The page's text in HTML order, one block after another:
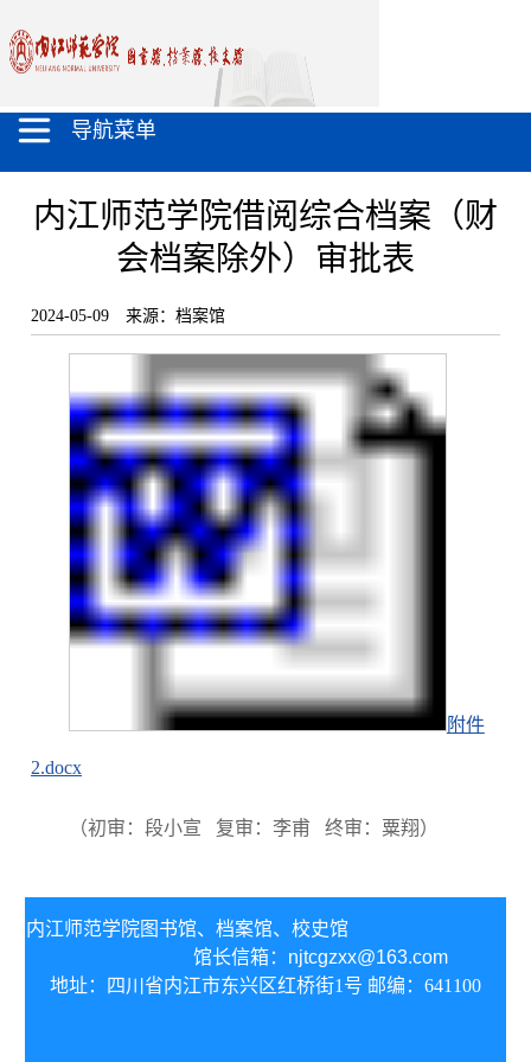
导航菜单
内江师范学院借阅综合档案（财
会档案除外）审批表
2024-05-09 来源：档案馆
附件
2.docx
（初审：段小宣 复审：李甫 终审：粟翔）
内江师范学院图书馆、 档案馆、校史馆
馆长信箱： njtcgzxx@163.com
地址：四川省内江市东兴区红桥街1号 邮编：641100